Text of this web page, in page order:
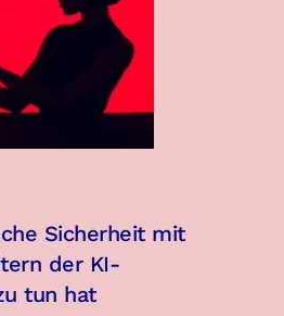
Sicherheit mit
der KI-
tun hat